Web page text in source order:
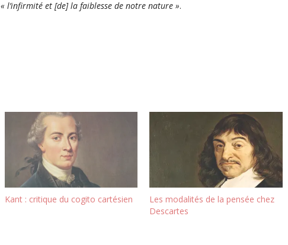
« l’infirmité et [de] la faiblesse de notre nature ».
Kant : critique du cogito cartésien
Les modalités de la pensée chez
Descartes